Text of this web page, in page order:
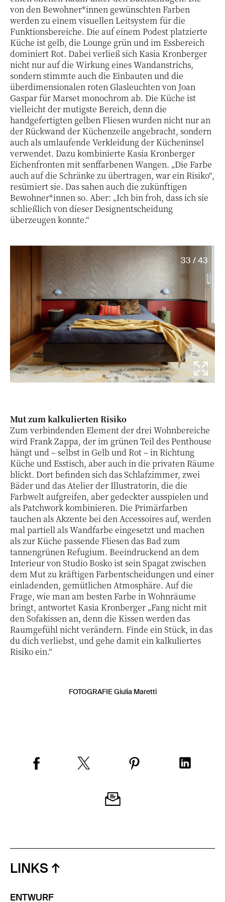
von den Bewohner*innen gewünschten Farben
werden zu einem visuellen Leitsystem für die
Funktionsbereiche. Die auf einem Podest platzierte
Küche ist gelb, die Lounge grün und im Essbereich
dominiert Rot. Dabei verließ sich Kasia Kronberger
nicht nur auf die Wirkung eines Wandanstrichs,
sondern stimmte auch die Einbauten und die
überdimensionalen roten Glasleuchten von Joan
Gaspar für Marset monochrom ab. Die Küche ist
vielleicht der mutigste Bereich, denn die
handgefertigten gelben Fliesen wurden nicht nur an
der Rückwand der Küchenzeile angebracht, sondern
auch als umlaufende Verkleidung der Kücheninsel
verwendet. Dazu kombinierte Kasia Kronberger
Eichenfronten mit senffarbenen Wangen. „Die Farbe
auch auf die Schränke zu übertragen, war ein Risiko“,
resümiert sie. Das sahen auch die zukünftigen
Bewohner*innen so. Aber: „Ich bin froh, dass ich sie
schließlich von dieser Designentscheidung
überzeugen konnte.“
33 / 43
Mut zum kalkulierten Risiko
Zum verbindenden Element der drei Wohnbereiche
wird Frank Zappa, der im grünen Teil des Penthouse
hängt und – selbst in Gelb und Rot – in Richtung
Küche und Esstisch, aber auch in die privaten Räume
blickt. Dort befinden sich das Schlafzimmer, zwei
Bäder und das Atelier der Illustratorin, die die
Farbwelt aufgreifen, aber gedeckter ausspielen und
als Patchwork kombinieren. Die Primärfarben
tauchen als Akzente bei den Accessoires auf, werden
mal partiell als Wandfarbe eingesetzt und machen
als zur Küche passende Fliesen das Bad zum
tannengrünen Refugium. Beeindruckend an dem
Interieur von Studio Bosko ist sein Spagat zwischen
dem Mut zu kräftigen Farbentscheidungen und einer
einladenden, gemütlichen Atmosphäre. Auf die
Frage, wie man am besten Farbe in Wohnräume
bringt, antwortet Kasia Kronberger „Fang nicht mit
den Sofakissen an, denn die Kissen werden das
Raumgefühl nicht verändern. Finde ein Stück, in das
du dich verliebst, und gehe damit ein kalkuliertes
Risiko ein.“
FOTOGRAFIE Giulia Maretti
LINKS
ENTWURF